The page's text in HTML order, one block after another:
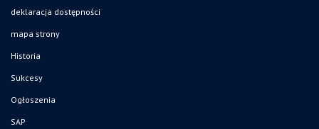
deklaracja dostępności
mapa strony
Historia
Sukcesy
Ogłoszenia
SAP